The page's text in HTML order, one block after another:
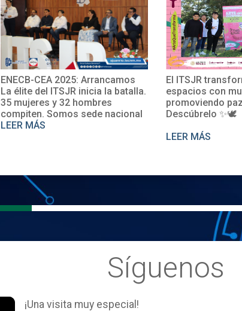
El ITSJR transforma sus
espacios con murales y tequio,
promoviendo paz y prevención.
Descúbrelo ✨🕊
El TecNM San
impulsa su
con la
Rosalío en un
Síguenos
¡Una visita muy especial!